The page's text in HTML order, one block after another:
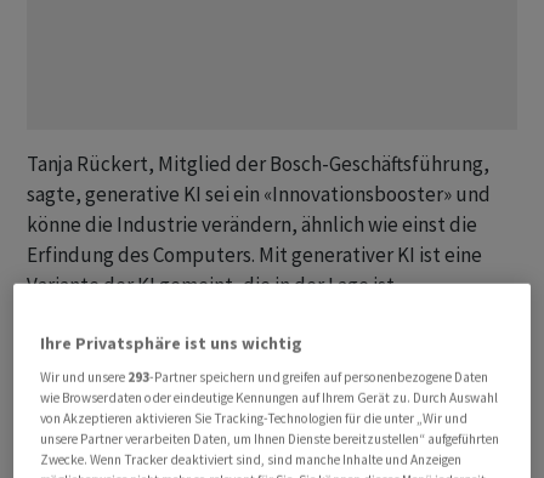
Tanja Rückert, Mitglied der Bosch-Geschäftsführung,
sagte, generative KI sei ein «Innovationsbooster» und
könne die Industrie verändern, ähnlich wie einst die
Erfindung des Computers. Mit generativer KI ist eine
Variante der KI gemeint, die in der Lage ist,
menschlichen Werken zu unterscheiden sind oder diese
sogar übertreffen. Generative KI kann mit menschlicher
Sprache bedient werden.
KI im Auto könne dabei helfen, ähnlich wie ein
Ihre Privatsphäre ist uns wichtig
Wir und unsere 293-Partner speichern und greifen auf personenbezogene Daten
wie Browserdaten oder eindeutige Kennungen auf Ihrem Gerät zu. Durch Auswahl
von Akzeptieren aktivieren Sie Tracking-Technologien für die unter „Wir und
unsere Partner verarbeiten Daten, um Ihnen Dienste bereitzustellen“ aufgeführten
Zwecke. Wenn Tracker deaktiviert sind, sind manche Inhalte und Anzeigen